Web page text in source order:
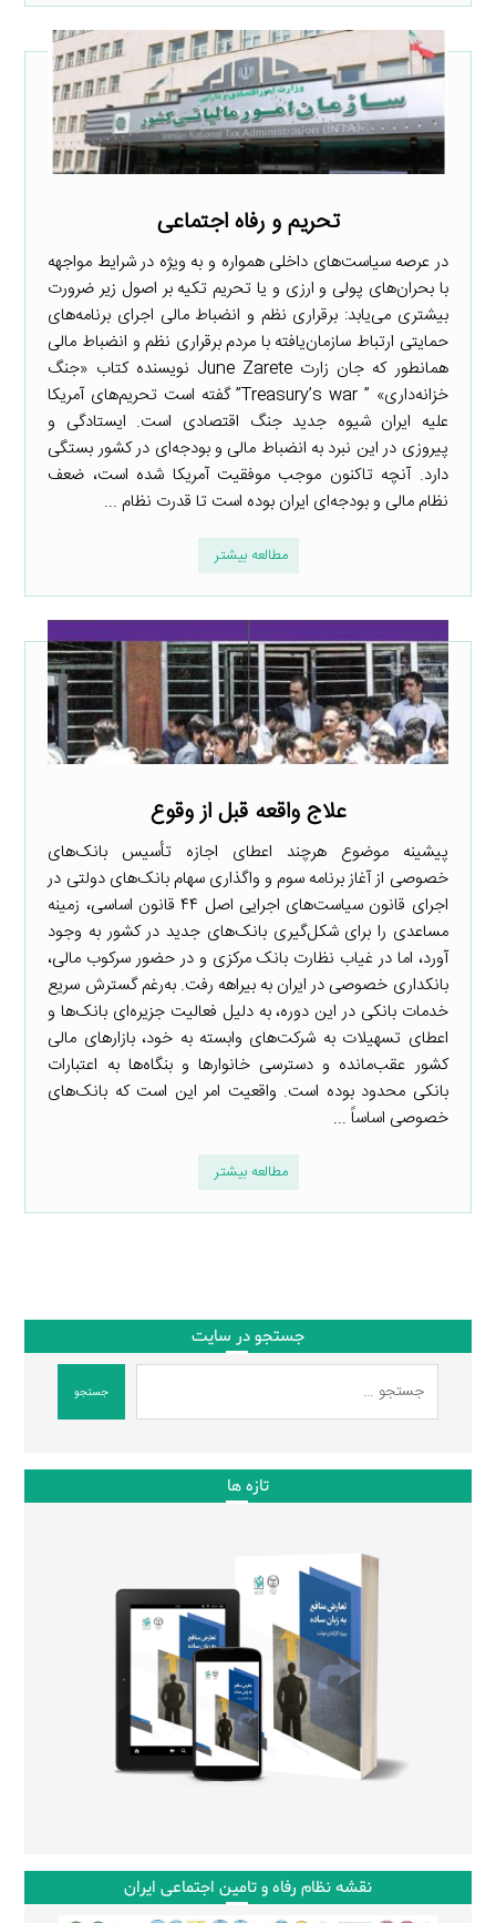
تحریم و رفاه اجتماعی
در عرصه سیاست‌های داخلی همواره و به ویژه در شرایط مواجهه
با بحران‌های پولی و ارزی و یا تحریم تکیه بر اصول زیر ضرورت
بیشتری می‌یابد: برقراری نظم و انضباط مالی اجرای برنامه‌های
حمایتی ارتباط سازمان‌یافته با مردم برقراری نظم و انضباط مالی
همانطور که جان زارت June Zarete نویسنده کتاب «جنگ
خزانه‌داری» ” Treasury’s war” گفته است تحریم‌های آمریکا
علیه ایران شیوه جدید جنگ اقتصادی است. ایستادگی و
پیروزی در این نبرد به انضباط مالی و بودجه‌ای در کشور بستگی
دارد. آنچه تاکنون موجب موفقیت آمریکا شده است، ضعف
نظام مالی و بودجه‌ای ایران بوده است تا قدرت نظام ...
مطالعه بیشتر
علاج واقعه قبل از وقوع
پیشینه موضوع هرچند اعطای اجازه تأسیس بانک‌های
خصوصی از آغاز برنامه سوم و واگذاری سهام بانک‌های دولتی در
اجرای قانون سیاست‌های اجرایی اصل ۴۴ قانون اساسی، زمینه
مساعدی را برای شکل‌گیری بانک‌های جدید در کشور به وجود
آورد، اما در غیاب نظارت بانک مرکزی و در حضور سرکوب مالی،
بانکداری خصوصی در ایران به بیراهه رفت. به‌رغم گسترش سریع
خدمات بانکی در این دوره، به دلیل فعالیت جزیره‌ای بانک‌ها و
اعطای تسهیلات به شرکت‌های وابسته به خود، بازارهای مالی
کشور عقب‌مانده و دسترسی خانوارها و بنگاه‌ها به اعتبارات
بانکی محدود بوده است. واقعیت امر این است که بانک‌های
خصوصی اساساً ...
مطالعه بیشتر
جستجو در سایت
جستجو
تازه ها
نقشه نظام رفاه و تامین اجتماعی ایران